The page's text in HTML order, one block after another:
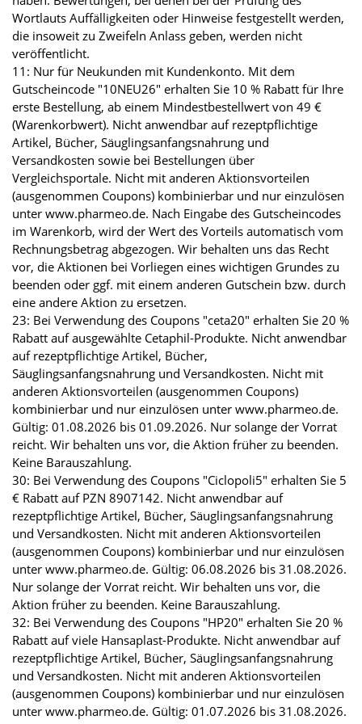
Wortlauts Auffälligkeiten oder Hinweise festgestellt werden,
die insoweit zu Zweifeln Anlass geben, werden nicht
veröffentlicht.
11: Nur für Neukunden mit Kundenkonto. Mit dem
Gutscheincode "10NEU26" erhalten Sie 10 % Rabatt für Ihre
erste Bestellung, ab einem Mindestbestellwert von 49 €
(Warenkorbwert). Nicht anwendbar auf rezeptpflichtige
Artikel, Bücher, Säuglingsanfangsnahrung und
Versandkosten sowie bei Bestellungen über
Vergleichsportale. Nicht mit anderen Aktionsvorteilen
(ausgenommen Coupons) kombinierbar und nur einzulösen
unter www.pharmeo.de. Nach Eingabe des Gutscheincodes
im Warenkorb, wird der Wert des Vorteils automatisch vom
Rechnungsbetrag abgezogen. Wir behalten uns das Recht
vor, die Aktionen bei Vorliegen eines wichtigen Grundes zu
beenden oder ggf. mit einem anderen Gutschein bzw. durch
eine andere Aktion zu ersetzen.
23: Bei Verwendung des Coupons "ceta20" erhalten Sie 20 %
Rabatt auf ausgewählte Cetaphil-Produkte. Nicht anwendbar
auf rezeptpflichtige Artikel, Bücher,
Säuglingsanfangsnahrung und Versandkosten. Nicht mit
anderen Aktionsvorteilen (ausgenommen Coupons)
kombinierbar und nur einzulösen unter www.pharmeo.de.
Gültig: 01.08.2026 bis 01.09.2026. Nur solange der Vorrat
reicht. Wir behalten uns vor, die Aktion früher zu beenden.
Keine Barauszahlung.
30: Bei Verwendung des Coupons "Ciclopoli5" erhalten Sie 5
€ Rabatt auf PZN 8907142. Nicht anwendbar auf
rezeptpflichtige Artikel, Bücher, Säuglingsanfangsnahrung
und Versandkosten. Nicht mit anderen Aktionsvorteilen
(ausgenommen Coupons) kombinierbar und nur einzulösen
unter www.pharmeo.de. Gültig: 06.08.2026 bis 31.08.2026.
Nur solange der Vorrat reicht. Wir behalten uns vor, die
Aktion früher zu beenden. Keine Barauszahlung.
32: Bei Verwendung des Coupons "HP20" erhalten Sie 20 %
Rabatt auf viele Hansaplast-Produkte. Nicht anwendbar auf
rezeptpflichtige Artikel, Bücher, Säuglingsanfangsnahrung
und Versandkosten. Nicht mit anderen Aktionsvorteilen
(ausgenommen Coupons) kombinierbar und nur einzulösen
unter www.pharmeo.de. Gültig: 01.07.2026 bis 31.08.2026.